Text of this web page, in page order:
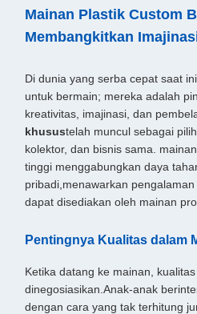
Mainan Plastik Custom
Membangkitkan
Di dunia yang serba cepat saat
untuk bermain; mereka adalah
kreativitas, imajinasi, dan
khusustelah muncul sebagai
kolektor, dan bisnis sama.
tinggi menggabungkan daya
pribadi,menawarkan
dapat disediakan oleh mainan
Pentingnya Kualitas dalam
Ketika datang ke mainan,
dinegosiasikan.Anak-anak
dengan cara yang tak terhitung